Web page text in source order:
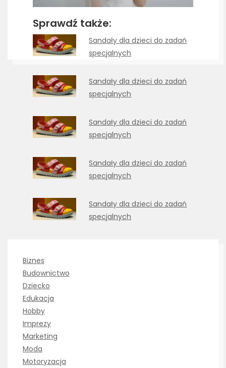
Sprawdź także:
Sandały dla dzieci do zadań
specjalnych
Sandały dla dzieci do zadań
specjalnych
Sandały dla dzieci do zadań
specjalnych
Sandały dla dzieci do zadań
specjalnych
Sandały dla dzieci do zadań
specjalnych
Biznes
Budownictwo
Dziecko
Edukacja
Hobby
Imprezy
Marketing
Moda
Motoryzacja